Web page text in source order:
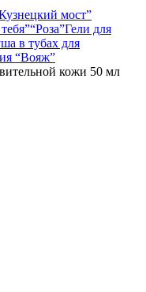
мост”
“Роза”Гели для
в тубах для
“Вояж”
кожи 50 мл